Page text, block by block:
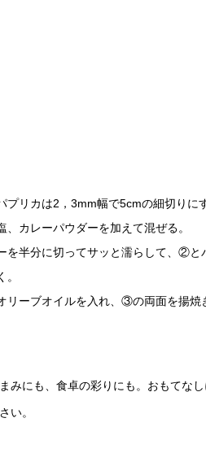
プリカは2，3mm幅で5cmの細切りに
カレーパウダーを加えて混ぜる。
を半分に切ってサッと濡らして、②
リーブオイルを入れ、③の両面を揚焼
みにも、食卓の彩りにも。おもてな
い。